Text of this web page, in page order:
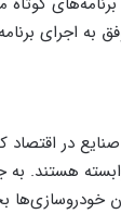
اجرای
در
هستند. به